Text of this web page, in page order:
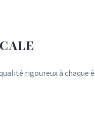
rigoureux à chaque